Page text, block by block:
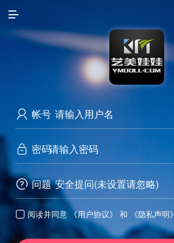

 帐号
 密码
 问题 安全提问(未设置请忽略)
 阅读并同意 《用户协议》 和 《隐私声明》